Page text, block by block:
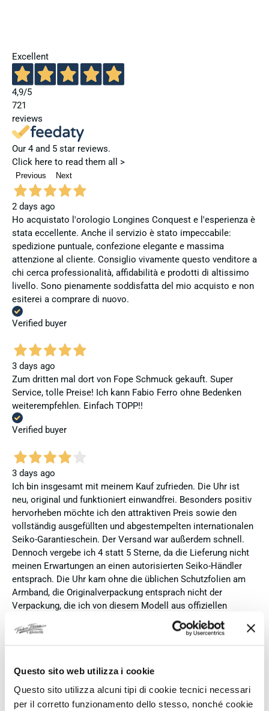
Questo sito web utilizza i cookie
Questo sito utilizza alcuni tipi di cookie tecnici necessari
per il corretto funzionamento dello stesso, nonché cookie
Excellent
4,9/5
721
reviews
Our 4 and 5 star reviews.
Click here to read them all >
Previous Next
2 days ago
Ho acquistato l'orologio Longines Conquest e l'esperienza è
stata eccellente. Anche il servizio è stato impeccabile:
spedizione puntuale, confezione elegante e massima
attenzione al cliente. Consiglio vivamente questo venditore a
chi cerca professionalità, affidabilità e prodotti di altissimo
livello. Sono pienamente soddisfatta del mio acquisto e non
esiterei a comprare di nuovo.
Verified buyer
3 days ago
Zum dritten mal dort von Fope Schmuck gekauft. Super
Service, tolle Preise! Ich kann Fabio Ferro ohne Bedenken
weiterempfehlen. Einfach TOPP!!
Verified buyer
3 days ago
Ich bin insgesamt mit meinem Kauf zufrieden. Die Uhr ist
neu, original und funktioniert einwandfrei. Besonders positiv
hervorheben möchte ich den attraktiven Preis sowie den
vollständig ausgefüllten und abgestempelten internationalen
Seiko-Garantieschein. Der Versand war außerdem schnell.
Dennoch vergebe ich 4 statt 5 Sterne, da die Lieferung nicht
meinen Erwartungen an einen autorisierten Seiko-Händler
entsprach. Die Uhr kam ohne die üblichen Schutzfolien am
Armband, die Originalverpackung entsprach nicht der
Verpackung, die ich von diesem Modell aus offiziellen
Präsentationen und Videos kenne (andere Box und anderes
Uhrenkissen), und auch die Seiko-Hangtags mit
hätte ich bei einer hochwertigen Uhr dieser Preisklasse
erwartet, dass sie mit der vollständigen Originalpräsentation
geliefert wird. Insgesamt empfehle ich den Händler aufgrund